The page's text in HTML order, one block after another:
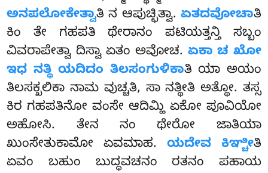
ಅನಪಲೋಕೇತ್ವಾತಿ ನ ಆಪುಚ್ಛಿತ್ವಾ. ಏತದವೋಚಾತಿ
ಕಿಂ ತೇ ಗಹಪತಿ ಥೇರಾನಂ ಪಟಿಯತ್ತನ್ತಿ ಸಬ್ಬಂ
ವಿವರಾಪೇತ್ವಾ ದಿಸ್ವಾ ಏತಂ ಅವೋಚ. ಏಕಾ ಚ ಖೋ
ಇಧ ನತ್ಥಿ ಯದಿದಂ ತಿಲಸಂಗುಳಿಕಾತಿ ಯಾ ಅಯಂ
ತಿಲಸಕ್ಖಲಿಕಾ ನಾಮ ವುಚ್ಚತಿ, ಸಾ ನತ್ಥೀತಿ ಅತ್ಥೋ. ತಸ್ಸ
ಕಿರ ಗಹಪತಿನೋವಂಸೇ ಆದಿಮ್ಹಿ ಏಕೋ ಪೂವಿಯೋ
ಅಹೋಸಿ. ತೇನ ನಂ ಥೇರೋ ಜಾತಿಯಾ
ಖುಂಸೇತುಕಾಮೋ ಏವಮಾಹ. ಯದೇವ ಕಿಞ್ಚೀತಿ
ಏವಂ ಬಹುಂ ಬುದ್ಧವಚನಂ ರತನಂ ಪಹಾಯ